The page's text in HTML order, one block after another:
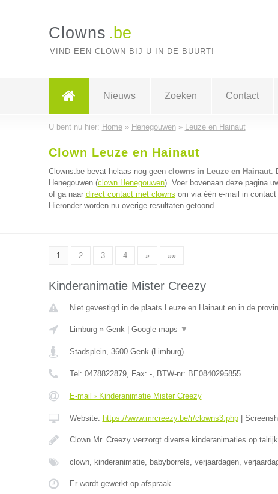
Clowns .be
VIND EEN CLOWN BIJ U IN DE BUURT!
Nieuws Zoeken Contact
U bent nu hier: Home» Henegouwen» Leuze en Hainaut
Clown Leuze en Hainaut
Clowns.be bevat helaas nog geen clowns in Leuze en Hainaut.
Henegouwen (clown Henegouwen). Voer bovenaan deze pagina
of ga naar direct contact met clowns om via één e-mail in
Hieronder worden nu overige resultaten getoond.
1 2 3 4 » »»
Kinderanimatie Mister Creezy
Niet gevestigd in de plaats Leuze en Hainaut en in de
Limburg» Genk| Google maps ▼
Stadsplein, 3600 Genk(Limburg)
Tel: 0478822879, Fax: -, BTW-nr: BE0840295855
E-mail › Kinderanimatie Mister Creezy
Website: https://www.mrcreezy.be/r/clowns3.php|
Clown Mr. Creezy verzorgt diverse kinderanimaties op
clown, kinderanimatie, babyborrels, verjaardagen,
Er wordt gewerkt op afspraak.